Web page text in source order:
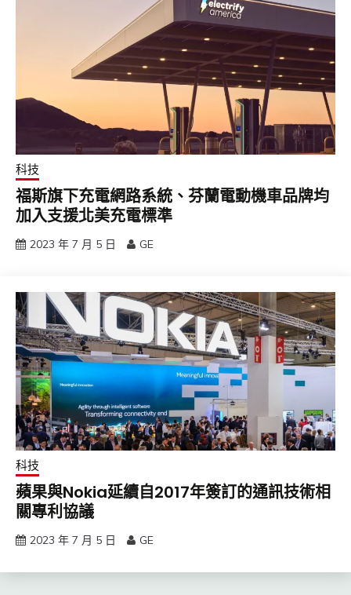
科技
福斯旗下充電網路系統、芬蘭電動機車品牌均
加入支援北美充電標準
2023 年 7 月 5 日 GE
科技
蘋果與Nokia延續自2017年簽訂的通訊技術相
關專利協議
2023 年 7 月 5 日 GE